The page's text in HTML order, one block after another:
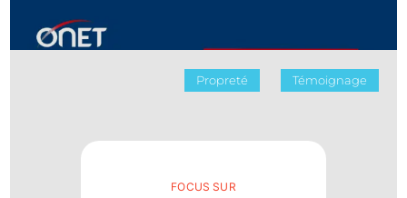
Propreté Témoignage
FOCUS SUR